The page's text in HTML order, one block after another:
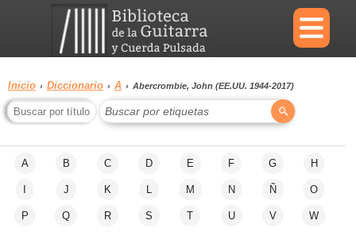
×
Menu
Biblioteca Diccionario
Inicio › Diccionario › A › Abercrombie, John (EE.UU. 1944-2017)
Buscar por etiquetas
A B C D E F G H
J K L M N Ñ O
P Q R S T U V W